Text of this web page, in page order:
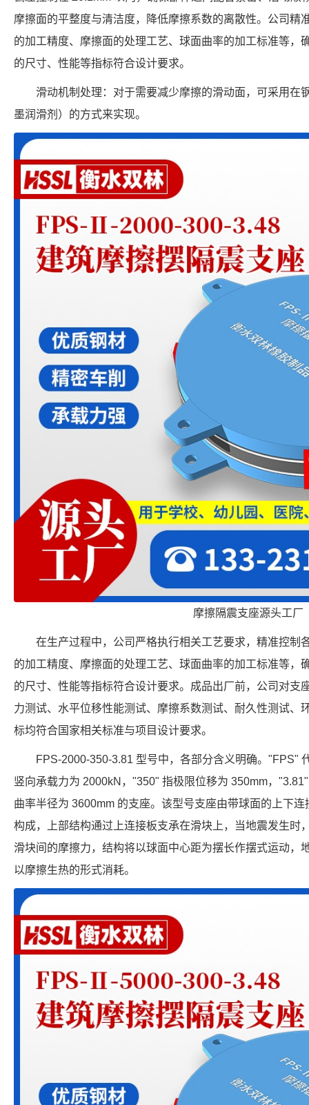
摩擦面的平整度与清洁度，降低摩擦系数的离散性。公司精
的加工精度、摩擦面的处理工艺、球面曲率的加工标准等，
的尺寸、性能等指标符合设计要求。
滑动机制处理：对于需要减少摩擦的滑动面，可采用在
墨润滑剂）的方式来实现。
摩擦隔震支座源头工厂
在生产过程中，公司严格执行相关工艺要求，精准控制
的加工精度、摩擦面的处理工艺、球面曲率的加工标准等，
的尺寸、性能等指标符合设计要求。成品出厂前，公司对支
力测试、水平位移性能测试、摩擦系数测试、耐久性测试、
标均符合国家相关标准与项目设计要求。
FPS-2000-350-3.81 型号中，各部分含义明确。"FPS"
竖向承载力为 2000kN，"350" 指极限位移为 350mm，
曲率半径为 3600mm 的支座。该型号支座由带球面的上下
构成，上部结构通过上连接板支承在滑块上，当地震发生时
滑块间的摩擦力，结构将以球面中心距为摆长作摆式运动，
以摩擦生热的形式消耗。